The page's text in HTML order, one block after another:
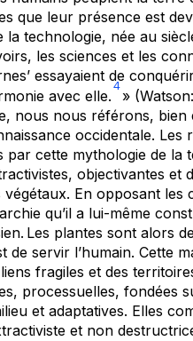
que leur présence est
technologie, née au
les sciences et les
essayaient de
avec elle.
4
»
nous nous référons, bien
occidentale. Les
cette mythologie de la
objectivantes et
En opposant les
qu’il a lui-même
Les plantes sont alors
servir l’humain. Cette
fragiles et des
processuelles, fondées
et adaptatives. Elles
et non